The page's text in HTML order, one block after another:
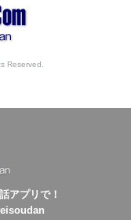
Reserved.
アプリで！